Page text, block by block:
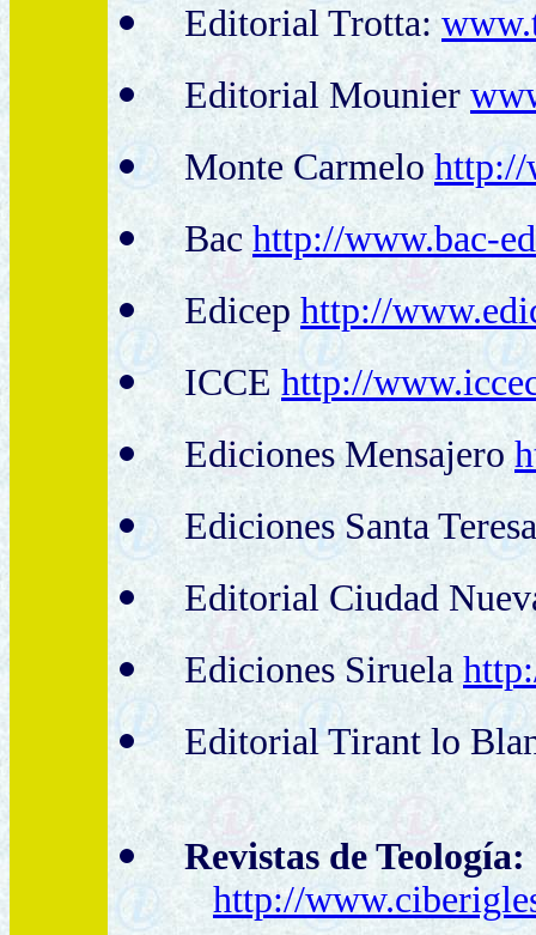
Editorial Trotta:
Editorial Mounier
Monte Carmelohttp://
Bac http://www.bac-
Edicep http://
ICCE http://
Ediciones Mensajero
Ediciones Santa
Editorial Ciudad
Ediciones Siruela
Editorial Tirant lo
Revistas de Teología:
http://